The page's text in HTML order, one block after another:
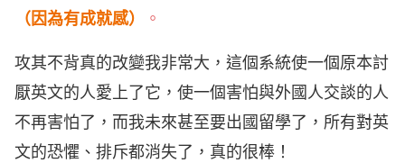
（因為有成就感）
。
攻其不背真的改變我非常大，這個系統使一個原本討
厭英文的人愛上了它，使一個害怕與外國人交談的人
不再害怕了，而我未來甚至要出國留學了，所有對英
文的恐懼、排斥都消失了，真的很棒！